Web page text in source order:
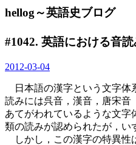
hellog～英語史ブログ
#1042. 英語における音
2012-03-04
日本語の漢字という文字体
読みには呉音，漢音，唐宋音
あてがわれているような文字
類の読みが認められたが，い
しかし，この漢字の特異性